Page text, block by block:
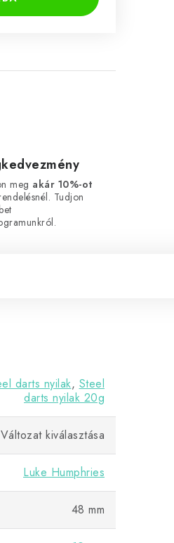
meg akár 10%-ot
Tudjon
darts nyilak, Steel
darts nyilak 20g
Változat kiválasztása
Luke Humphries
48 mm